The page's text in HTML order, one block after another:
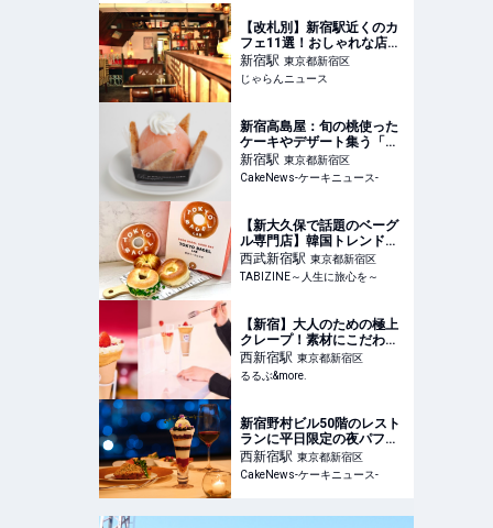
【改札別】新宿駅近くのカ
フェ11選！おしゃれな店や
電源があり落ち着ける店な
ど＜2026＞ ｜じゃらんニ
ュース
新宿駅 東京都新宿区
じゃらんニュース
新宿高島屋：旬の桃使った
ケーキやデザート集う「ふ
くしまの桃メニューフェ
ア」7月22日より開催
新宿駅 東京都新宿区
CakeNews-ケーキニュース-
【新大久保で話題のベーグ
ル専門店】韓国トレンド
×NYスタイルのベーグル専
門店「TOKYO BAGEL
LAB」の人気TOP3を実食
西武新宿駅 東京都新宿区
TABIZINE～人生に旅心を～
【新宿】大人のための極上
クレープ！素材にこだわる
「CrepeCompany」で贅
沢なひとときを｜るるぶ
&more.
西新宿駅 東京都新宿区
るるぶ&more.
新宿野村ビル50階のレスト
ランに平日限定の夜パフェ
プラン新登場
西新宿駅 東京都新宿区
CakeNews-ケーキニュース-